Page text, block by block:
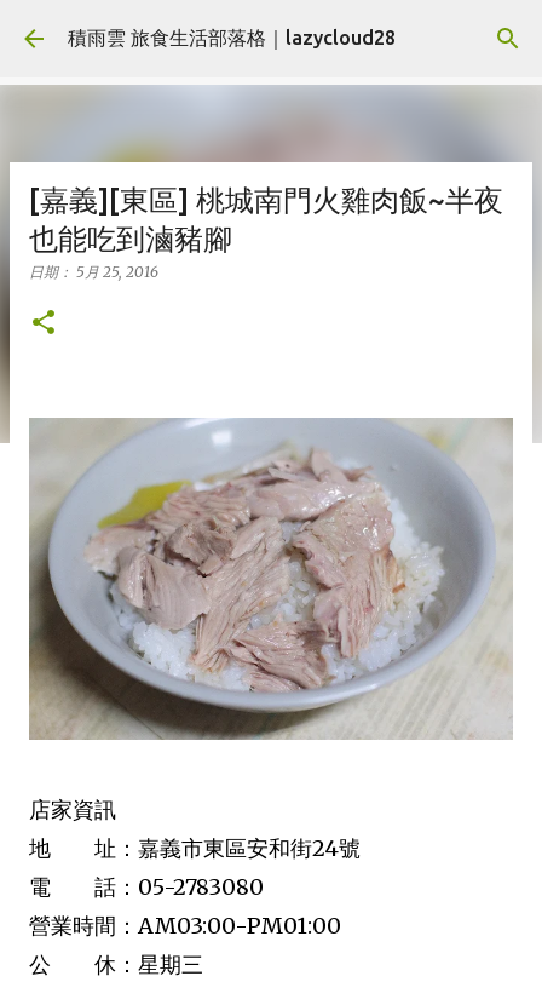
跳到主要內容
積雨雲 旅食生活部落格｜lazycloud28
[嘉義][東區] 桃城南門火雞肉飯~半夜
也能吃到滷豬腳
日期： 5月 25, 2016
店家資訊
地 址：嘉義市東區安和街24號
電 話：05-2783080
營業時間：AM03:00-PM01:00
公 休：星期三